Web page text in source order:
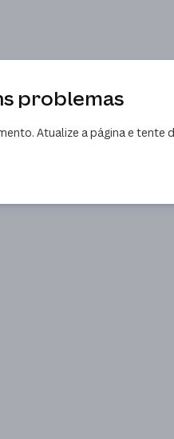
problemas
Atualize a página e tente